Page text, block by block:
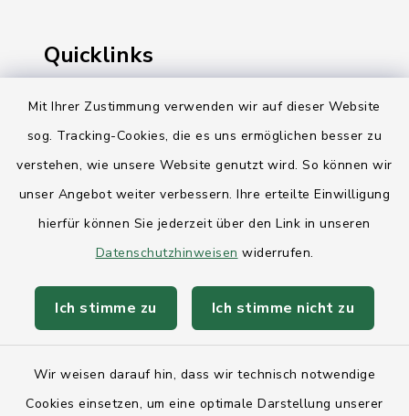
Mit Ihrer Zustimmung verwenden wir auf dieser Website
sog. Tracking-Cookies, die es uns ermöglichen besser zu
verstehen, wie unsere Website genutzt wird. So können wir
unser Angebot weiter verbessern. Ihre erteilte Einwilligung
hierfür können Sie jederzeit über den Link in unseren
Datenschutzhinweisen widerrufen.
Ich stimme zu Ich stimme nicht zu
Wir weisen darauf hin, dass wir technisch notwendige
Cookies einsetzen, um eine optimale Darstellung unserer
Quicklinks
Ihre Behördennummer 115
Landesregierung Schleswig-Holstein
AktivRegion Mittelholstein
Anfahrt